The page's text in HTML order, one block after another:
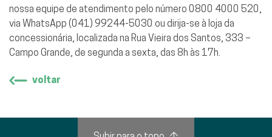
nossa equipe de atendimento pelo número 0800 4000 520,
via WhatsApp (041) 99244-5030 ou dirija-se à loja da
concessionária, localizada na Rua Vieira dos Santos, 333 –
Campo Grande, de segunda a sexta, das 8h às 17h.
voltar